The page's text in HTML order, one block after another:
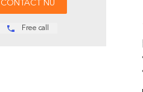
Free call